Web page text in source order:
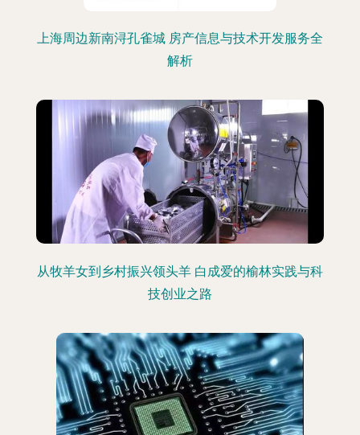
上海周边新南浔孔雀城 房产信息与技术开发服务全
解析
从牧羊女到乡村振兴领头羊 白成爱的榆林实践与科
技创业之路